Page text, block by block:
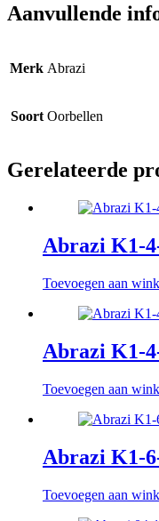
Aanvullende
Merk Abrazi
Soort Oorbellen
Gerelateerde
Abrazi K1-
Toevoegen aan
Abrazi K1-
Toevoegen aan
Abrazi K1-
Toevoegen aan